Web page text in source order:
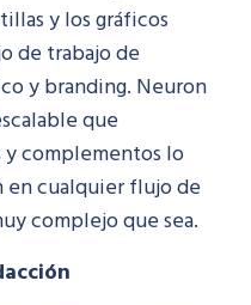
y los gráficos
de trabajo de
y branding. Neuron
que
complementos lo
cualquier flujo de
complejo que sea.